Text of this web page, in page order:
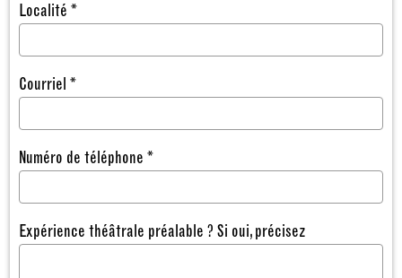
Localité *
Courriel *
Numéro de téléphone *
Expérience théâtrale préalable ? Si oui, précisez